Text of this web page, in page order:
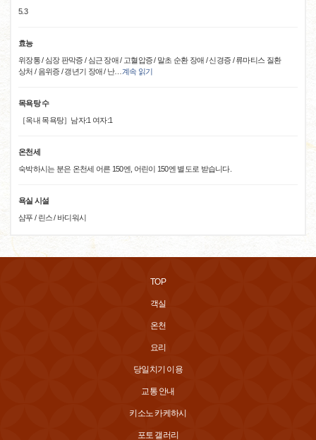
5.3
효능
위장통 / 심장 판막증 / 심근 장애 / 고혈압증 / 말초 순환 장애 / 신경증 / 류마티스 질환
상처 / 음위증 / 갱년기 장애 / 난… 계속 읽기
목욕탕 수
［옥내 목욕탕］남자:1 여자:1
온천세
숙박하시는 분은 온천세 어른 150엔, 어린이 150엔 별도로 받습니다.
욕실 시설
샴푸 / 린스 / 바디워시
TOP
객실
온천
요리
당일치기 이용
교통 안내
키소노 카케하시
포토 갤러리